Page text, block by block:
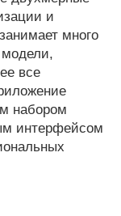
и
много
модели,
все
набором
интерфейсом